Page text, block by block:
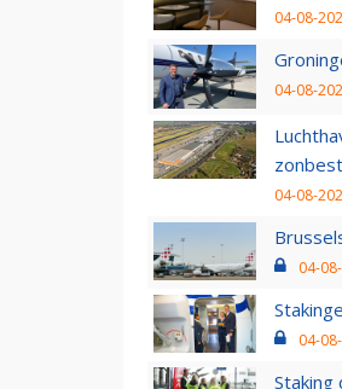
04-08-
04-08-
04-08-
04-
04-
Staking